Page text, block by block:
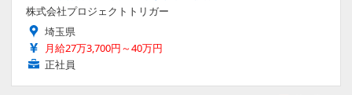
株式会社プロジェクトトリガー
埼玉県
月給27万3,700円～40万円
正社員